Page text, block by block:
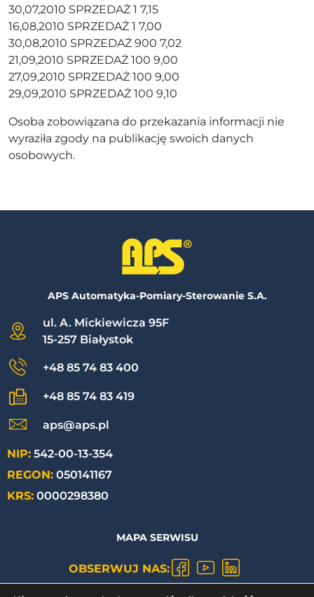
30,07,2010 SPRZEDAŻ 1 7,15
16,08,2010 SPRZEDAŻ 1 7,00
30,08,2010 SPRZEDAŻ 900 7,02
21,09,2010 SPRZEDAŻ 100 9,00
27,09,2010 SPRZEDAŻ 100 9,00
29,09,2010 SPRZEDAŻ 100 9,10
Osoba zobowiązana do przekazania informacji nie
wyraziła zgody na publikację swoich danych
osobowych.
APS Automatyka-Pomiary-Sterowanie S.A.
ul. A. Mickiewicza 95F
15-257 Białystok
+48 85 74 83 400
+48 85 74 83 419
aps@aps.pl
NIP: 542-00-13-354
REGON: 050141167
KRS: 0000298380
MAPA SERWISU
OBSERWUJ NAS: